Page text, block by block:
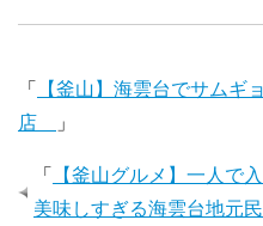
「
【釜山】海雲台でサムギ
店
」
「
【釜山グルメ】一人で
美味しすぎる海雲台地元